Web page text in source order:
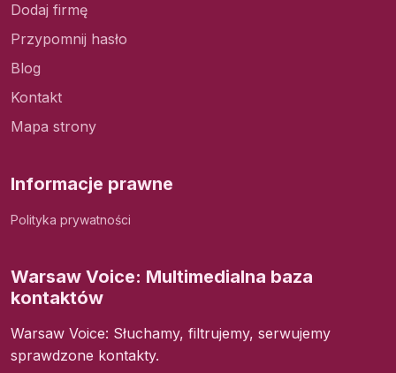
Dodaj firmę
Przypomnij hasło
Blog
Kontakt
Mapa strony
Informacje prawne
Polityka prywatności
Warsaw Voice: Multimedialna baza
kontaktów
Warsaw Voice: Słuchamy, filtrujemy, serwujemy
sprawdzone kontakty.